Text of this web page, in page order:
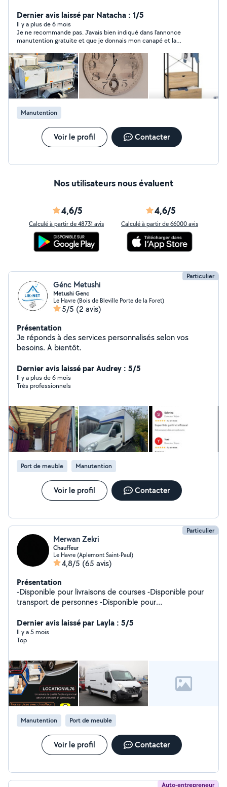
Dernier avis laissé par Natacha : 1/5
Il y a plus de 6 mois
Je ne recommande pas. J'avais bien indiqué dans l'annonce
manutention gratuite et que je donnais mon canapé et la
des choses c'est de se mettre en accord en amont. Je me suis
sentie pris au piège. Puis par la suite, je l'ai recontacté pour
trouver une entente, finalement il souhaite plus cher.
Bienveillance zéro. Pratique douteuse. Pas de chance. Très
décevant. Heureusement, que j'ai trouvé des personnes
solidaires, bienveillantes. Bonne continuation
Manutention
Voir le profil Contacter
Nos utilisateurs nous évaluent
4,6/5
Calculé à partir de 48731 avis
4,6/5
Calculé à partir de 66000 avis
Particulier
Génc Metushi
Metushi Genc
Le Havre (Bois de Bleville Porte de la Foret)
5/5 (2 avis)
Présentation
Je réponds à des services personnalisés selon vos
besoins. A bientôt.
Dernier avis laissé par Audrey : 5/5
Il y a plus de 6 mois
Très professionnels
Port de meuble Manutention
Voir le profil Contacter
Particulier
Merwan Zekri
Chauffeur
Le Havre (Aplemont Saint-Paul)
4,8/5 (65 avis)
Présentation
-Disponible pour livraisons de courses -Disponible pour
transport de personnes -Disponible pour
Dernier avis laissé par Layla : 5/5
Il y a 5 mois
Top
Manutention Port de meuble
Voir le profil Contacter
Auto-entrepreneur